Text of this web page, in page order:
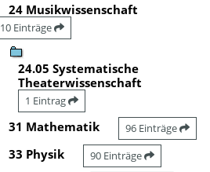
24 Musikwissenschaft
10 Einträge
24.05 Systematische
Theaterwissenschaft
1 Eintrag
31 Mathematik 96 Einträge
33 Physik 90 Einträge